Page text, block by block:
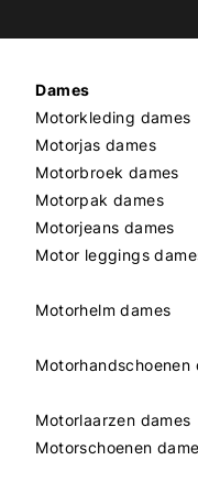
Dames
Motorkleding dames
Motorjas dames
Motorbroek dames
Motorpak dames
Motorjeans dames
Motor leggings
Motorhelm dames
Motorhandschoenen
Motorlaarzen dames
Motorschoenen